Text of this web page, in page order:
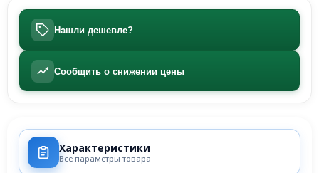
Нашли дешевле?
Сообщить о снижении цены
Характеристики
Все параметры товара